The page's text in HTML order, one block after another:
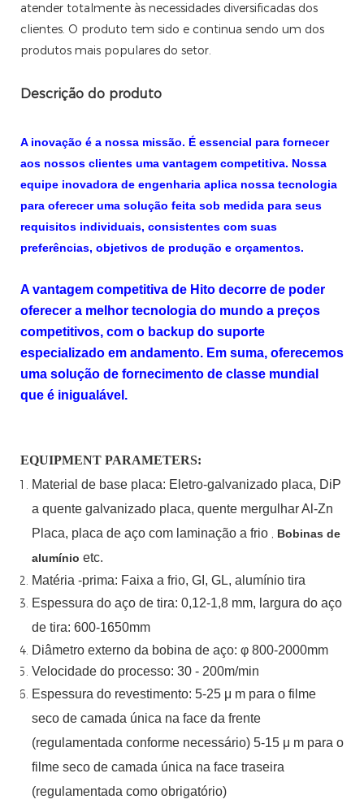
atender totalmente às necessidades diversificadas dos
clientes. O produto tem sido e continua sendo um dos
produtos mais populares do setor.
Descrição do produto
A inovação é a nossa missão. É essencial para fornecer
aos nossos clientes uma vantagem competitiva. Nossa
equipe inovadora de engenharia aplica nossa tecnologia
para oferecer uma solução feita sob medida para seus
requisitos individuais, consistentes com suas
preferências, objetivos de produção e orçamentos.
A vantagem competitiva de Hito decorre de poder
oferecer a melhor tecnologia do mundo a preços
competitivos, com o backup do suporte
especializado em andamento. Em suma, oferecemos
uma solução de fornecimento de classe mundial
que é inigualável.
EQUIPMENT PARAMETERS:
Material de base placa: Eletro-galvanizado placa, DiP
a quente galvanizado placa, quente mergulharAl-Zn
Placa, placa de aço com laminação a frio , Bobinas de
alumínio etc.
Matéria -prima: Faixa a frio, GI, GL, alumínio tira
Espessura do aço de tira: 0,12-1,8 mm, largura do aço
de tira: 600-1650mm
Diâmetro externo da bobina de aço: φ 800-2000mm
Velocidade do processo: 30 - 200m/min
Espessura do revestimento: 5-25 μ m para o filme
seco de camada única na face da frente
(regulamentada conforme necessário) 5-15 μ m para o
filme seco de camada única na face traseira
(regulamentada como obrigatório)